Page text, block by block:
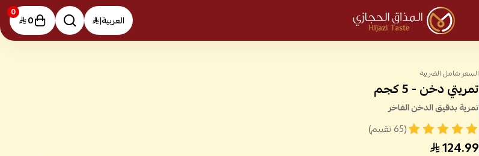
المذاق الحجازي العربية|
0 0
السعر شامل الضريبة
تمريتي دخن - 5 كجم
تمرية بدقيق الدخن الفاخر
(65 تقييم)
124.99